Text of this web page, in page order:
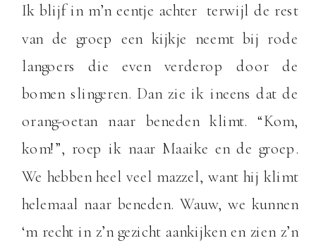
Ik blijf in m’n eentje achter terwijl de rest
van de groep een kijkje neemt bij rode
langoers die even verderop door de
bomen slingeren. Dan zie ik ineens dat de
orang-oetan naar beneden klimt. “Kom,
kom!”, roep ik naar Maaike en de groep.
We hebben heel veel mazzel, want hij klimt
helemaal naar beneden. Wauw, we kunnen
‘m recht in z’n gezicht aankijken en zien z’n